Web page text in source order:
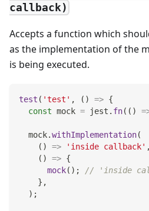
callback)
Accepts a function which
as the implementation of the
is being executed.
test ( 'test' , ( ) => {
const mock = jest . fn( ( )
  mock
.withImplementation(
( ) => 'inside callback' ,
( ) => {
mock( ) ;
// 'inside
} ,
) ;